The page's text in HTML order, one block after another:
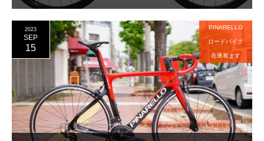
2023
SEP
15
PINARELLO
ロードバイク
在庫有ます